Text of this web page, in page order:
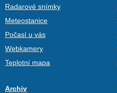
Radarové snímky
Meteostanice
Počasí u vás
Webkamery
Teplotní mapa
Archiv